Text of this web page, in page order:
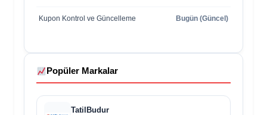
Kupon Kontrol ve Güncelleme Bugün (Güncel)
Popüler Markalar
TatilBudur